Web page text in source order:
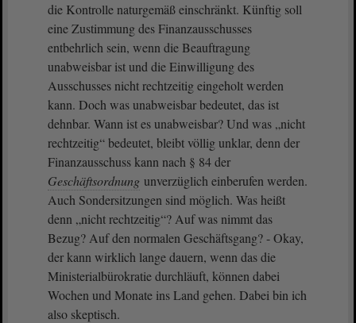
die Kontrolle naturgemäß einschränkt. Künftig soll
eine Zustimmung des Finanzausschusses
entbehrlich sein, wenn die Beauftragung
unabweisbar ist und die Einwilligung des
Ausschusses nicht rechtzeitig eingeholt werden
kann. Doch was unabweisbar bedeutet, das ist
dehnbar. Wann ist es unabweisbar? Und was „nicht
rechtzeitig“ bedeutet, bleibt völlig unklar, denn der
Finanzausschuss kann nach § 84 der
Geschäftsordnung unverzüglich einberufen werden.
Auch Sondersitzungen sind möglich. Was heißt
denn „nicht rechtzeitig“? Auf was nimmt das
Bezug? Auf den normalen Geschäftsgang? - Okay,
der kann wirklich lange dauern, wenn das die
Ministerialbürokratie durchläuft, können dabei
Wochen und Monate ins Land gehen. Dabei bin ich
also skeptisch.